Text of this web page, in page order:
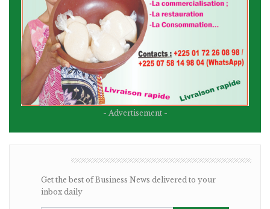
- Advertisement -
Get the best of Business News delivered to your
inbox daily